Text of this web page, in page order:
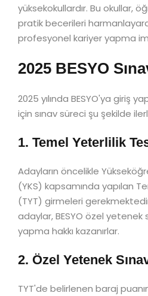
yüksekokullardır. Bu okullar,
pratik becerileri
profesyonel kariyer yapma
2025 BESYO
2025 yılında BESYO'ya giriş
için sınav süreci şu şekilde
1. Temel Yeterlilik
Adayların öncelikle
(YKS) kapsamında yapılan
(TYT) girmeleri
adaylar, BESYO özel yetenek
yapma hakkı kazanırlar.
2. Özel Yetenek
TYT'de belirlenen baraj